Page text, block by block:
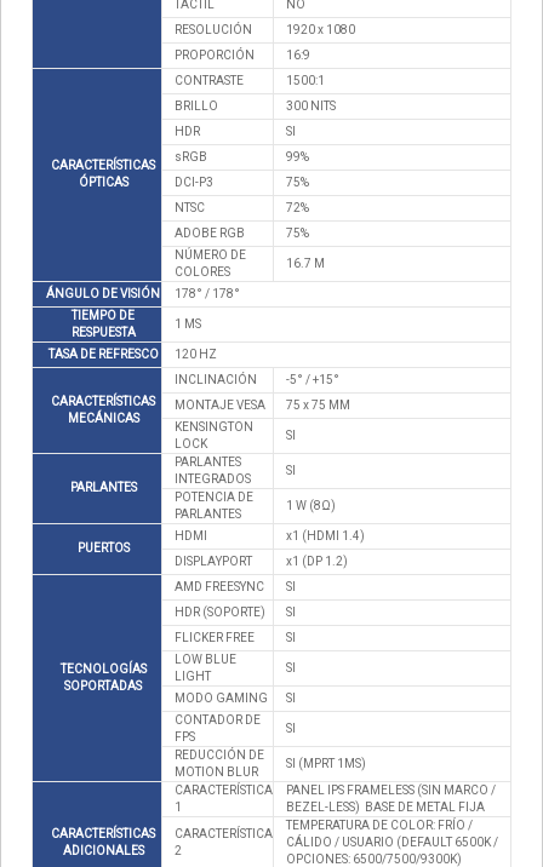
TÁCTIL
NO
RESOLUCIÓN
1920 x 1080
PROPORCIÓN
16:9
CARACTERÍSTICAS
ÓPTICAS
CONTRASTE
1500:1
BRILLO
300 NITS
HDR
SI
sRGB
99%
DCI-P3
75%
NTSC
72%
ADOBE RGB
75%
NÚMERO DE
COLORES
16.7 M
ÁNGULO DE VISIÓN
178° / 178°
TIEMPO DE
RESPUESTA
1 MS
TASA DE REFRESCO 120 HZ
CARACTERÍSTICAS
MECÁNICAS
INCLINACIÓN
-5° / +15°
MONTAJE VESA
75 x 75 MM
KENSINGTON
LOCK
SI
PARLANTES
PARLANTES
INTEGRADOS
SI
POTENCIA DE
PARLANTES
1 W (8Ω)
PUERTOS
HDMI
x1 (HDMI 1.4)
DISPLAYPORT
x1 (DP 1.2)
TECNOLOGÍAS
SOPORTADAS
AMD FREESYNC
SI
HDR (SOPORTE)
SI
FLICKER FREE
SI
LOW BLUE
LIGHT
SI
MODO GAMING
SI
CONTADOR DE
FPS
SI
REDUCCIÓN DE
MOTION BLUR
SI (MPRT 1MS)
CARACTERÍSTICAS
ADICIONALES
CARACTERÍSTICA
1
PANEL IPS FRAMELESS (SIN MARCO /
BEZEL-LESS)  BASE DE METAL FIJA
CARACTERÍSTICA
2
TEMPERATURA DE COLOR: FRÍO /
CÁLIDO / USUARIO (DEFAULT 6500K /
OPCIONES: 6500/7500/9300K)